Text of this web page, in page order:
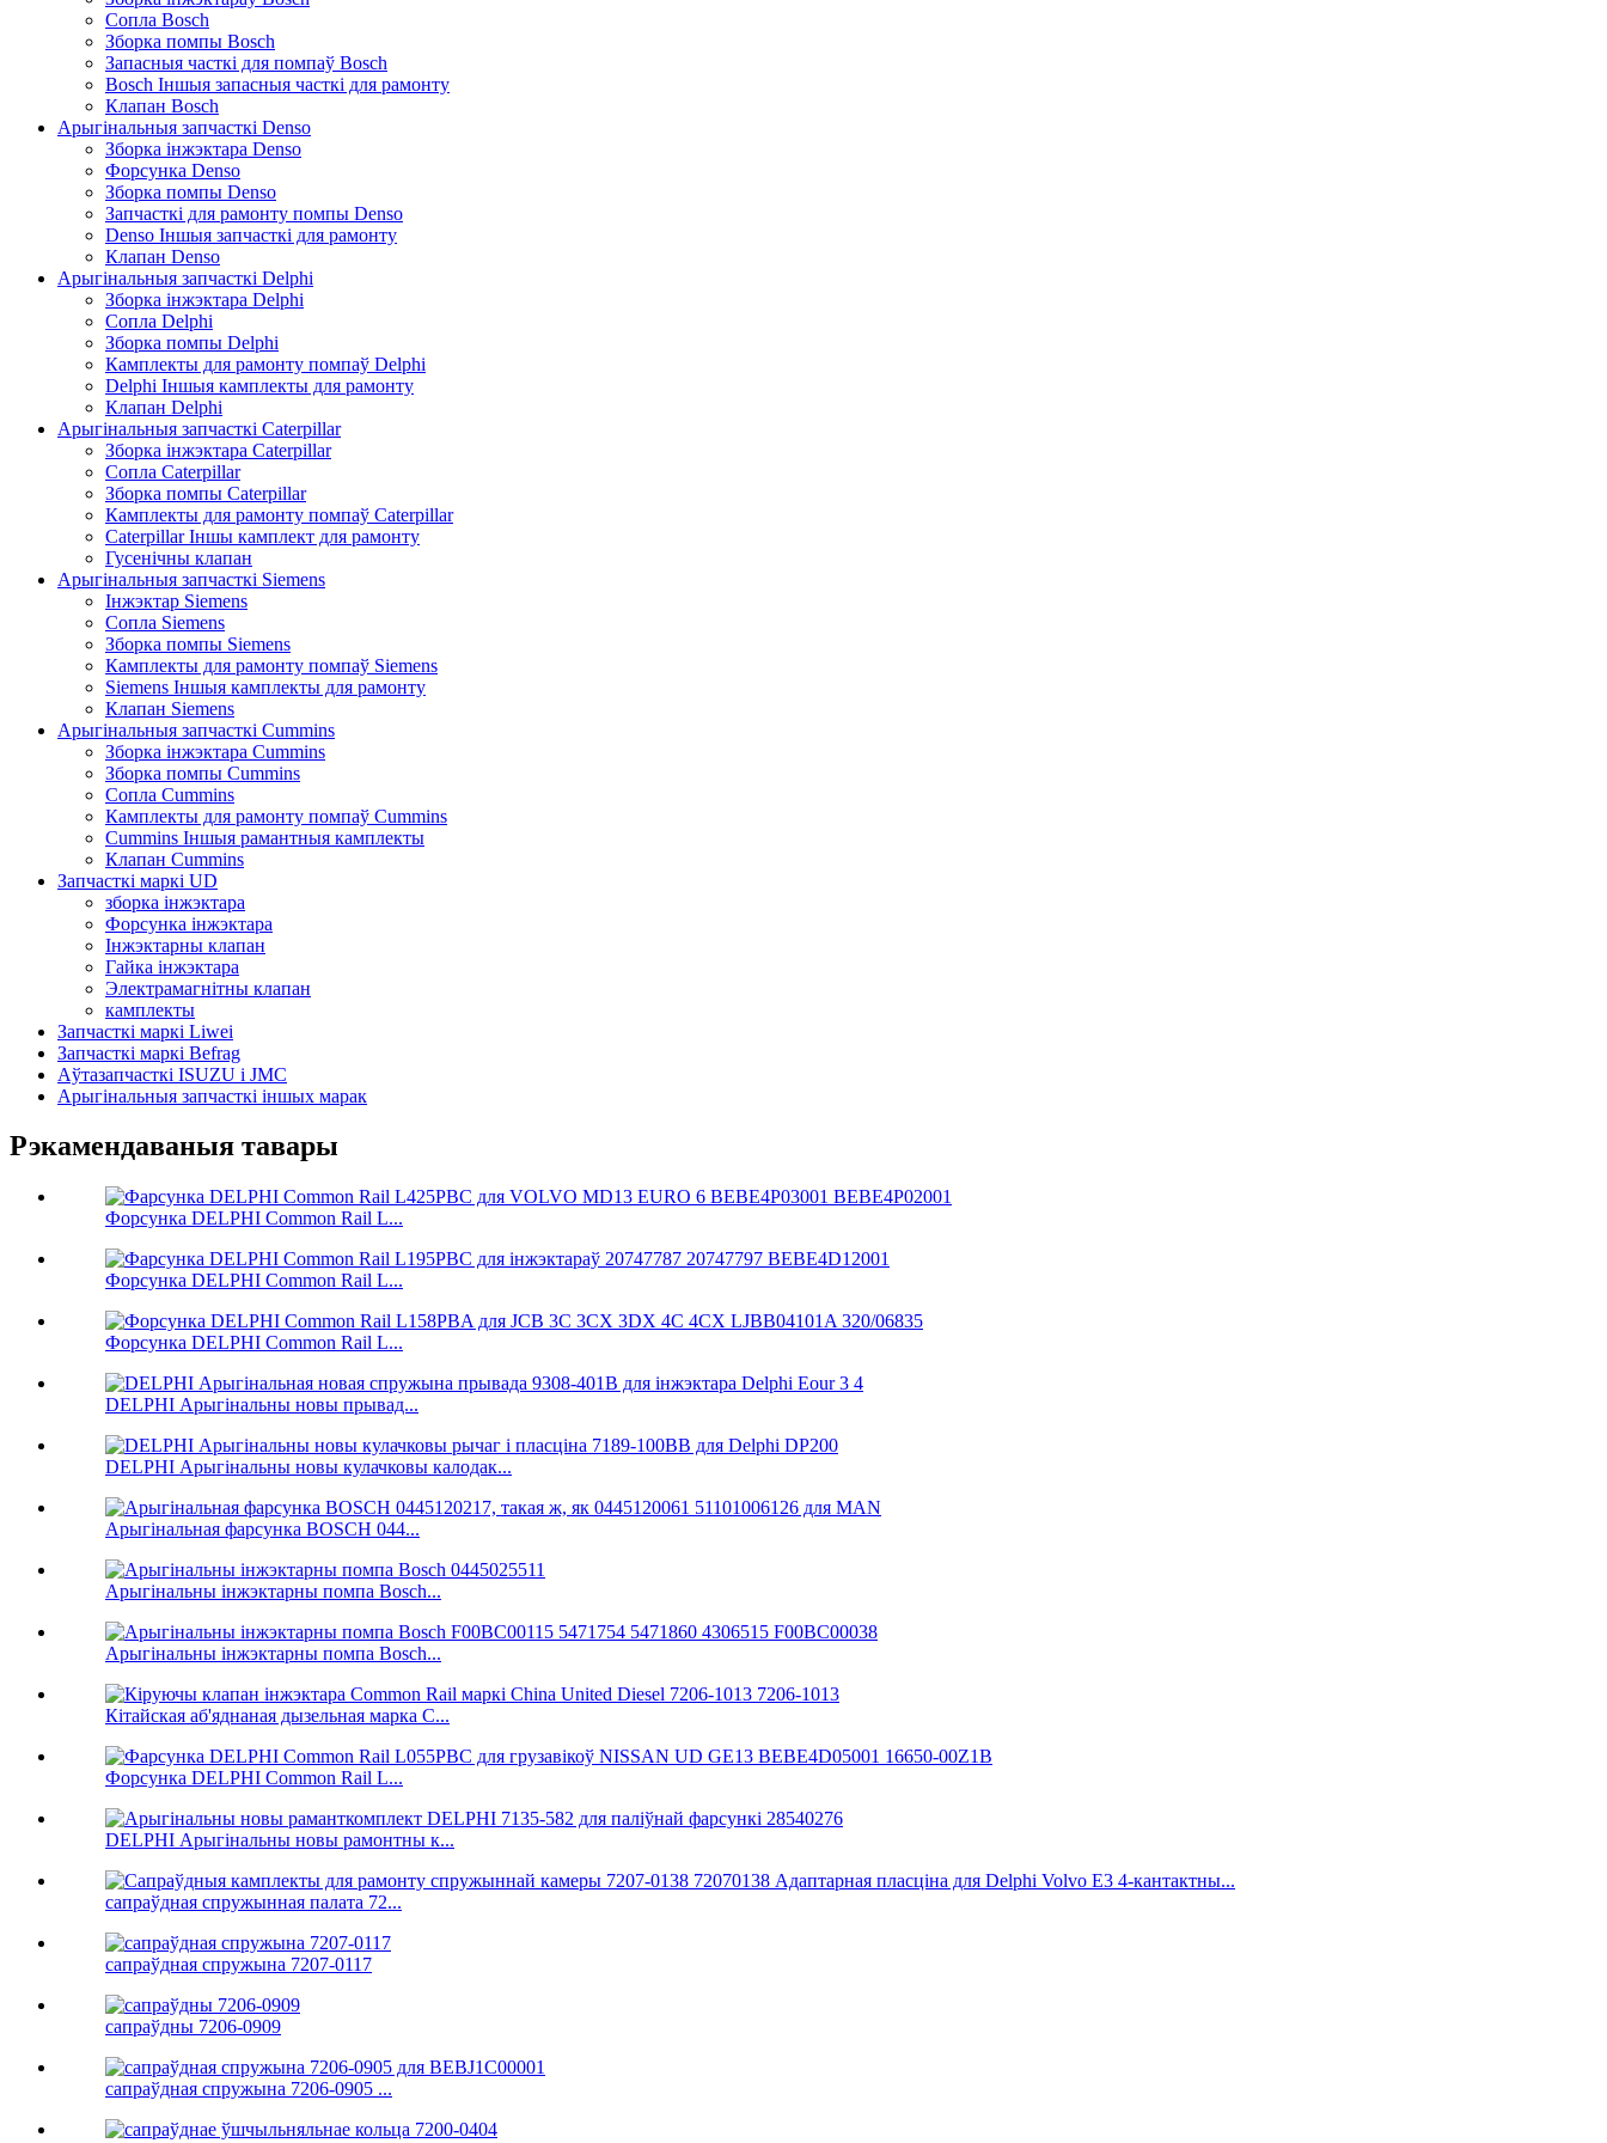
Сопла Bosch
Зборка помпы Bosch
Запасныя часткі для помпаў Bosch
Bosch Іншыя запасныя часткі для рамонту
Клапан Bosch
Арыгінальныя запчасткі Denso
Зборка інжэктара Denso
Форсунка Denso
Зборка помпы Denso
Запчасткі для рамонту помпы Denso
Denso Іншыя запчасткі для рамонту
Клапан Denso
Арыгінальныя запчасткі Delphi
Зборка інжэктара Delphi
Сопла Delphi
Зборка помпы Delphi
Камплекты для рамонту помпаў Delphi
Delphi Іншыя камплекты для рамонту
Клапан Delphi
Арыгінальныя запчасткі Caterpillar
Зборка інжэктара Caterpillar
Сопла Caterpillar
Зборка помпы Caterpillar
Камплекты для рамонту помпаў Caterpillar
Caterpillar Іншы камплект для рамонту
Гусенічны клапан
Арыгінальныя запчасткі Siemens
Інжэктар Siemens
Сопла Siemens
Зборка помпы Siemens
Камплекты для рамонту помпаў Siemens
Siemens Іншыя камплекты для рамонту
Клапан Siemens
Арыгінальныя запчасткі Cummins
Зборка інжэктара Cummins
Зборка помпы Cummins
Сопла Cummins
Камплекты для рамонту помпаў Cummins
Cummins Іншыя рамантныя камплекты
Клапан Cummins
Запчасткі маркі UD
зборка інжэктара
Форсунка інжэктара
Інжэктарны клапан
Гайка інжэктара
Электрамагнітны клапан
камплекты
Запчасткі маркі Liwei
Запчасткі маркі Befrag
Аўтазапчасткі ISUZU і JMC
Арыгінальныя запчасткі іншых марак
Рэкамендаваныя тавары
Форсунка DELPHI Common Rail L...
Форсунка DELPHI Common Rail L...
Форсунка DELPHI Common Rail L...
DELPHI Арыгінальны новы прывад...
DELPHI Арыгінальны новы кулачковы калодак...
Арыгінальная фарсунка BOSCH 044...
Арыгінальны інжэктарны помпа Bosch...
Арыгінальны інжэктарны помпа Bosch...
Кітайская аб'яднаная дызельная марка C...
Форсунка DELPHI Common Rail L...
DELPHI Арыгінальны новы рамонтны к...
сапраўдная спружынная палата 72...
сапраўдная спружына 7207-0117
сапраўдны 7206-0909
сапраўдная спружына 7206-0905 ...